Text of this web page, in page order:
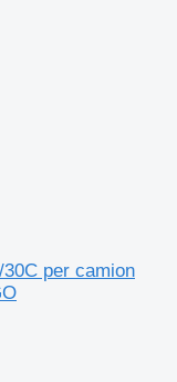
per camion